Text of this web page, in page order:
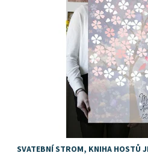
SVATEBNÍ STROM, KNIHA HOSTŮ